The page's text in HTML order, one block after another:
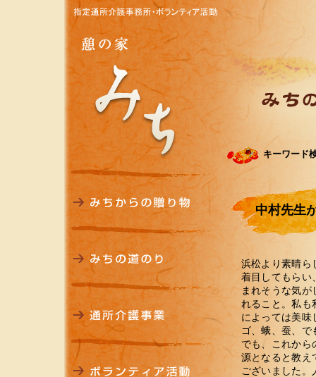
キーワード
中村先生
浜松より素晴ら
着目してもらい
まれそうな気
れること。私も
によっては美
ゴ、蛾、蚕、
でも、これか
源となると教え
ございました。